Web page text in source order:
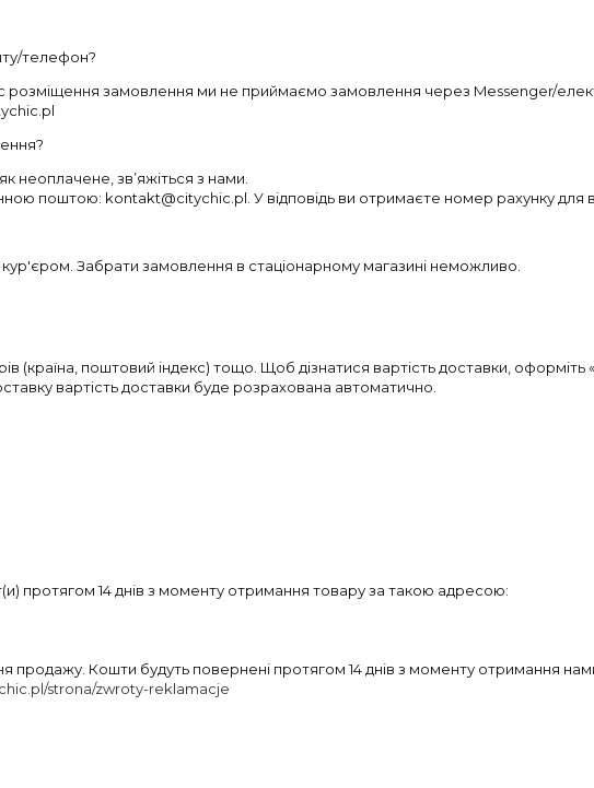
телефон?
розміщення замовлення ми не приймаємо замовлення через Messenger/
неоплачене, зв’яжіться з нами.
поштою: kontakt@citychic.pl. У відповідь ви отримаєте номер рахунку для
Забрати замовлення в стаціонарному магазині неможливо.
(країна, поштовий індекс) тощо. Щоб дізнатися вартість доставки,
вартість доставки буде розрахована автоматично.
протягом 14 днів з моменту отримання товару за такою адресою:
Кошти будуть повернені протягом 14 днів з моменту отримання
strona/zwroty-reklamacje